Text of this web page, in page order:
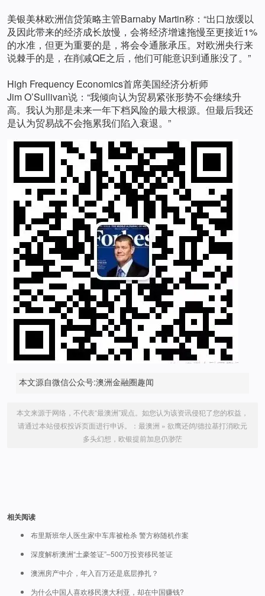
美银美林欧洲信贷策略主管Barnaby Martin称：“出口放缓以
及因此带来的经济成长放慢，会将经济增速拖慢至更接近1%
的水准，但更为重要的是，将会令通胀承压。对欧洲央行来
说棘手的是，在削减QE之后，他们可能意识到通胀没了。”
High Frequency Economics首席美国经济分析师
Jim O’Sullivan说：“我倾向认为贸易紧张形势不会继续升
高。我认为那是未来一年下档风险的最大根源。但最后我还
是认为贸易战不会拖累我们陷入衰退。”
本文源自微信公众号:澳洲金融圈趣闻
本文来源于网络，不代表“最澳洲”观点。如您认为该资讯侵犯了您的权益，
请通过本站侵权投诉页面进行申诉。： 最澳洲 » 欲鹰还鸽!德拉基打消欧元
多头幻想，欧银提前加息仍渺茫
相关阅读
布里斯班华人医生家中车库被枪杀 警方称随机作案
深度解析澳洲“土豪签证”–500万投资移民签证
澳洲房产中介，年入百万还是底层挣扎？
为什么中国人喜欢移民澳大利亚，却在中国赚钱?